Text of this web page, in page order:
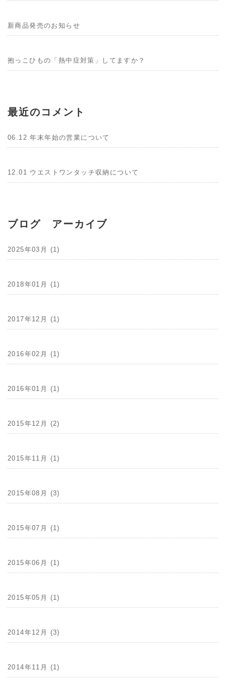
新商品発売のお知らせ
抱っこひもの「熱中症対策」してますか？
最近のコメント
06.12 年末年始の営業について
12.01 ウエストワンタッチ収納について
ブログ アーカイブ
2025年03月 (1)
2018年01月 (1)
2017年12月 (1)
2016年02月 (1)
2016年01月 (1)
2015年12月 (2)
2015年11月 (1)
2015年08月 (3)
2015年07月 (1)
2015年06月 (1)
2015年05月 (1)
2014年12月 (3)
2014年11月 (1)